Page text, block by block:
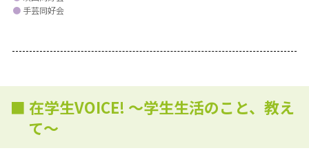
●手芸同好会
■ 在学生VOICE! ～学生生活のこと、教え
て～